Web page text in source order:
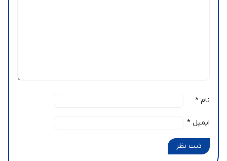
نام *
ایمیل *
ثبت نظر